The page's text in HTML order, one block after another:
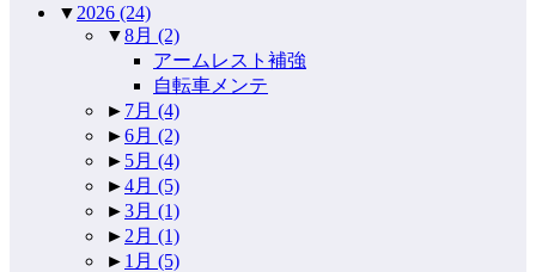
▼ 2026 (24)
▼8月 (2)
アームレスト補強
自転車メンテ
► 7月 (4)
►6月 (2)
► 5月 (4)
►4月 (5)
►3月 (1)
► 2月 (1)
► 1月 (5)